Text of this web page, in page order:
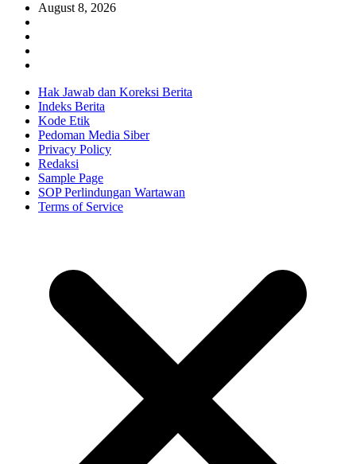
August 8, 2026
Hak Jawab dan Koreksi Berita
Indeks Berita
Kode Etik
Pedoman Media Siber
Privacy Policy
Redaksi
Sample Page
SOP Perlindungan Wartawan
Terms of Service